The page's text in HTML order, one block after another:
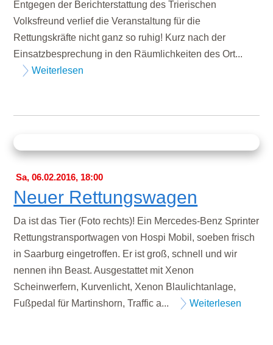
Entgegen der Berichterstattung des Trierischen
Volksfreund verlief die Veranstaltung für die
Rettungskräfte nicht ganz so ruhig! Kurz nach der
Einsatzbesprechung in den Räumlichkeiten des Ort...
Weiterlesen
Sa, 06.02.2016, 18:00
Neuer Rettungswagen
Da ist das Tier (Foto rechts)! Ein Mercedes-Benz Sprinter
Rettungstransportwagen von Hospi Mobil, soeben frisch
in Saarburg eingetroffen. Er ist groß, schnell und wir
nennen ihn Beast. Ausgestattet mit Xenon
Scheinwerfern, Kurvenlicht, Xenon Blaulichtanlage,
Fußpedal für Martinshorn, Traffic a...
Weiterlesen